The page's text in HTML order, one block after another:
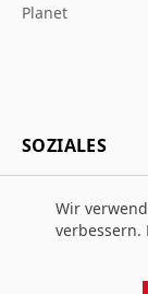
Planet
SOZIALES
Wir